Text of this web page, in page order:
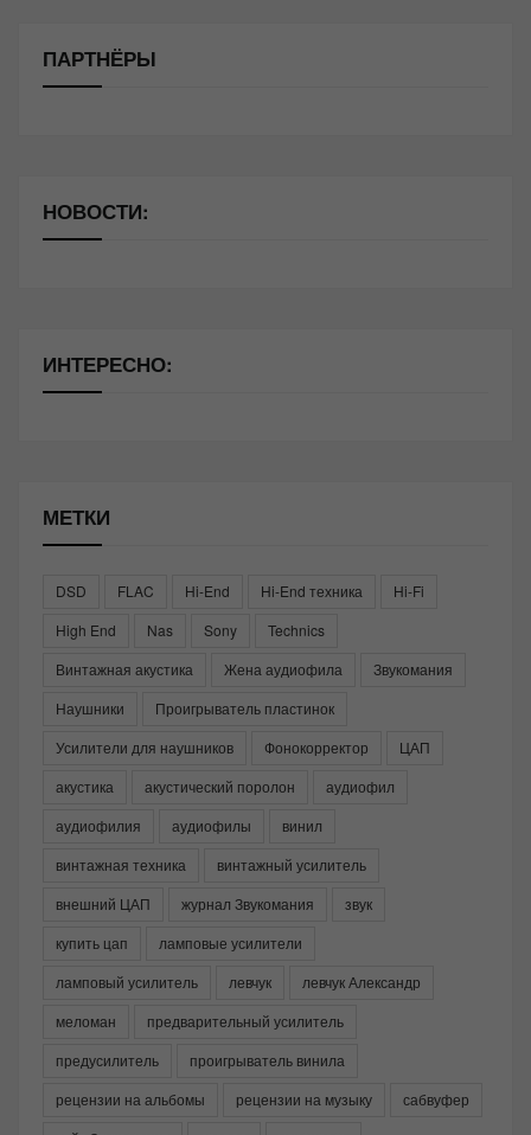
ПАРТНЁРЫ
НОВОСТИ:
ИНТЕРЕСНО:
МЕТКИ
DSD FLAC Hi-End Hi-End техника
Hi-Fi
High End
Nas Sony
Technics
Винтажная акустика
Жена аудиофила
Звукомания
Наушники
Проигрыватель пластинок
Усилители для наушников
Фонокорректор
ЦАП
акустика
акустический поролон
аудиофил
аудиофилия
аудиофилы
винил
винтажная техника
винтажный усилитель
внешний ЦАП
журнал Звукомания
звук
купить цап
ламповые усилители
ламповый усилитель
левчук
левчук Александр
меломан
предварительный усилитель
предусилитель
проигрыватель винила
рецензии на альбомы
рецензии на музыку
сабвуфер